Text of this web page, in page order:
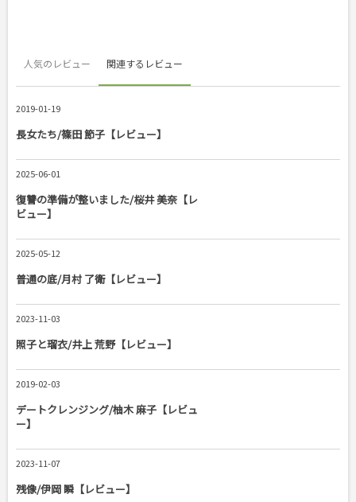
人気のレビュー 関連するレビュー
2019-01-19
長女たち/篠田 節子【レビュー】
2025-06-01
復讐の準備が整いました/桜井 美奈【レ
ビュー】
2025-05-12
普通の底/月村 了衛【レビュー】
2023-11-03
照子と瑠衣/井上 荒野【レビュー】
2019-02-03
デートクレンジング/柚木 麻子【レビュ
ー】
2023-11-07
残像/伊岡 瞬【レビュー】